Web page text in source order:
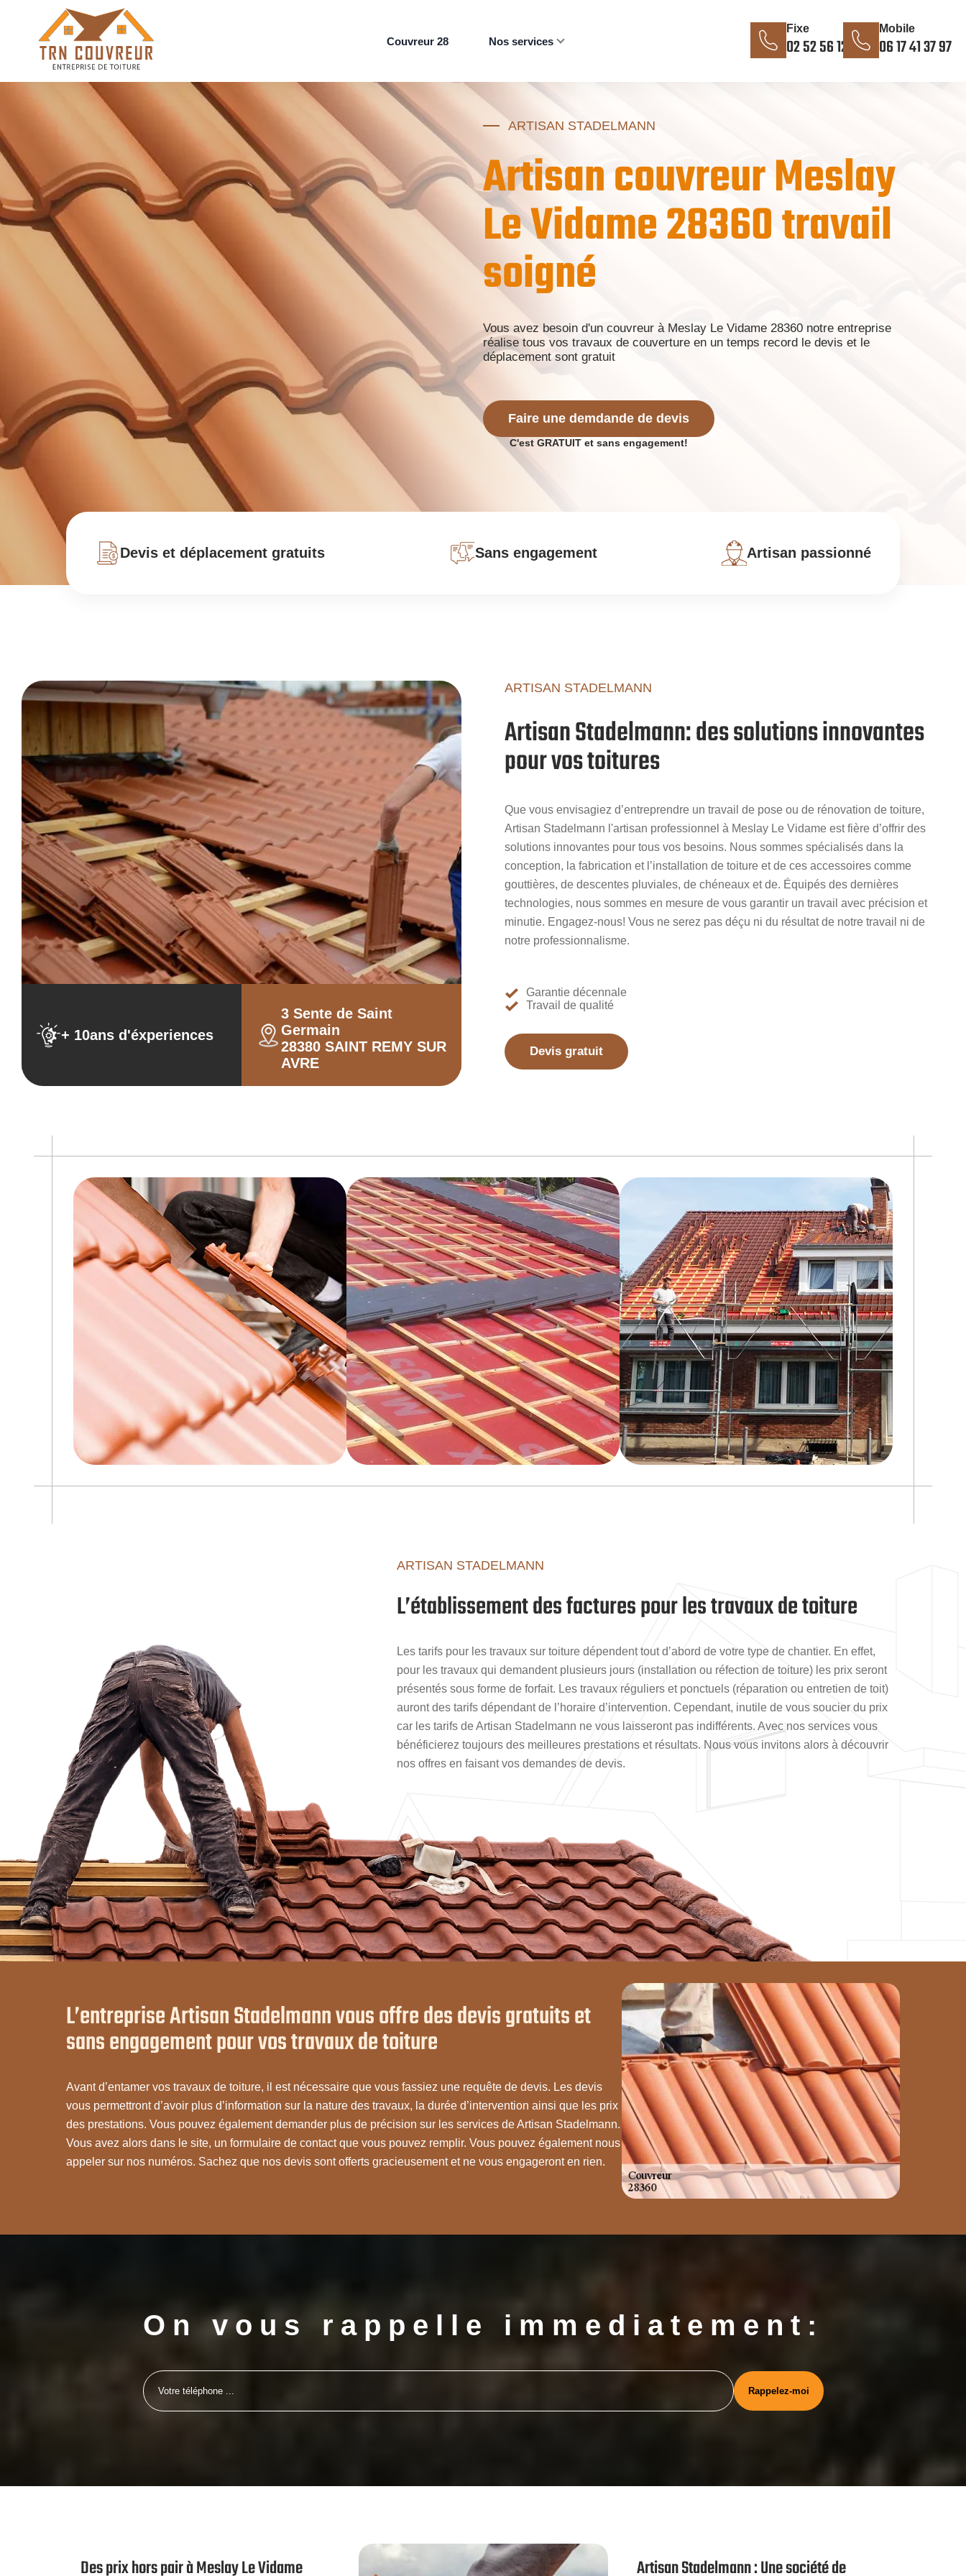
Couvreur 28 Nos services
Fixe
02 52 56 12 85
Mobile
06 17 41 37 97
ARTISAN STADELMANN
Artisan couvreur Meslay
Le Vidame 28360 travail
soigné
Vous avez besoin d'un couvreur à Meslay Le Vidame 28360 notre entreprise
réalise tous vos travaux de couverture en un temps record le devis et le
déplacement sont gratuit
Faire une demdande de devis
C'est GRATUIT et sans engagement!
Devis et déplacement gratuits Sans engagement Artisan passionné
+ 10ans d'éxperiences
3 Sente de Saint
Germain
28380 SAINT REMY SUR
AVRE
ARTISAN STADELMANN
Artisan Stadelmann: des solutions innovantes
pour vos toitures
Que vous envisagiez d’entreprendre un travail de pose ou de rénovation de toiture,
Artisan Stadelmann l'artisan professionnel à Meslay Le Vidame est fière d’offrir des
solutions innovantes pour tous vos besoins. Nous sommes spécialisés dans la
conception, la fabrication et l’installation de toiture et de ces accessoires comme
gouttières, de descentes pluviales, de chéneaux et de. Équipés des dernières
technologies, nous sommes en mesure de vous garantir un travail avec précision et
minutie. Engagez-nous! Vous ne serez pas déçu ni du résultat de notre travail ni de
notre professionnalisme.
Garantie décennale
Travail de qualité
Devis gratuit
ARTISAN STADELMANN
L’établissement des factures pour les travaux de toiture
Les tarifs pour les travaux sur toiture dépendent tout d’abord de votre type de chantier. En effet,
pour les travaux qui demandent plusieurs jours (installation ou réfection de toiture) les prix seront
présentés sous forme de forfait. Les travaux réguliers et ponctuels (réparation ou entretien de toit)
auront des tarifs dépendant de l’horaire d’intervention. Cependant, inutile de vous soucier du prix
car les tarifs de Artisan Stadelmann ne vous laisseront pas indifférents. Avec nos services vous
bénéficierez toujours des meilleures prestations et résultats. Nous vous invitons alors à découvrir
nos offres en faisant vos demandes de devis.
L’entreprise Artisan Stadelmann vous offre des devis gratuits et
sans engagement pour vos travaux de toiture
Avant d’entamer vos travaux de toiture, il est nécessaire que vous fassiez une requête de devis. Les devis
vous permettront d’avoir plus d’information sur la nature des travaux, la durée d’intervention ainsi que les prix
des prestations. Vous pouvez également demander plus de précision sur les services de Artisan Stadelmann.
Vous avez alors dans le site, un formulaire de contact que vous pouvez remplir. Vous pouvez également nous
appeler sur nos numéros. Sachez que nos devis sont offerts gracieusement et ne vous engageront en rien.
On vous rappelle immediatement:
Des prix hors pair à Meslay Le Vidame Artisan Stadelmann : Une société de